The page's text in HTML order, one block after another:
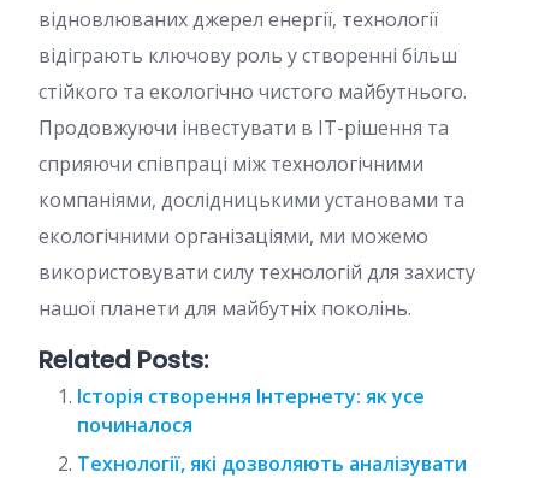
відновлюваних джерел енергії, технології
відіграють ключову роль у створенні більш
стійкого та екологічно чистого майбутнього.
Продовжуючи інвестувати в IT-рішення та
сприяючи співпраці між технологічними
компаніями, дослідницькими установами та
екологічними організаціями, ми можемо
використовувати силу технологій для захисту
нашої планети для майбутніх поколінь.
Related Posts:
Історія створення Інтернету: як усе
починалося
Технології, які дозволяють аналізувати